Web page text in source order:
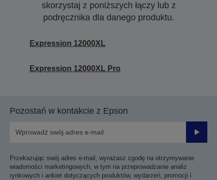
skorzystaj z poniższych łączy lub z
podręcznika dla danego produktu.
Expression 12000XL
Expression 12000XL Pro
Pozostań w kontakcie z Epson
Przekazując swój adres e-mail, wyrażasz zgodę na otrzymywanie
wiadomości marketingowych, w tym na przeprowadzanie analiz
rynkowych i ankiet dotyczących produktów, wydarzeń, promocji i